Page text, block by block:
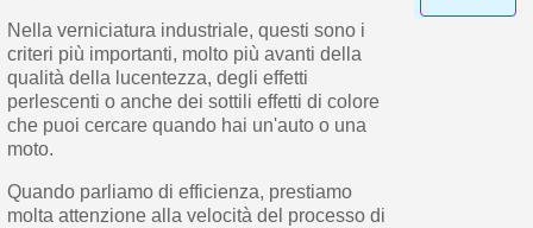
Nella verniciatura industriale, questi sono i
criteri più importanti, molto più avanti della
qualità della lucentezza, degli effetti
perlescenti o anche dei sottili effetti di colore
che puoi cercare quando hai un'auto o una
moto.
Quando parliamo di efficienza, prestiamo
molta attenzione alla velocità del processo di